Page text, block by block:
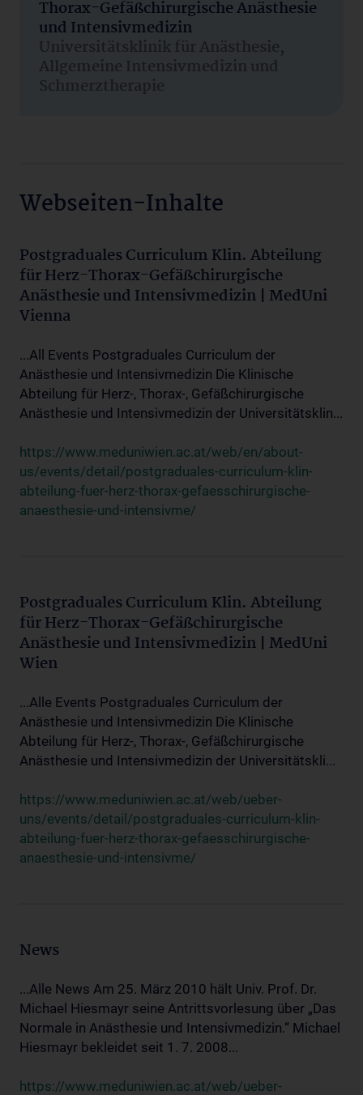
Thorax-Gefäßchirurgische Anästhesie
und Intensivmedizin
Universitätsklinik für Anästhesie,
Allgemeine Intensivmedizin und
Schmerztherapie
Webseiten-Inhalte
Postgraduales Curriculum Klin. Abteilung
für Herz-Thorax-Gefäßchirurgische
Anästhesie und Intensivmedizin | MedUni
Vienna
...All Events Postgraduales Curriculum der
Anästhesie und Intensivmedizin Die Klinische
Abteilung für Herz-, Thorax-, Gefäßchirurgische
Anästhesie und Intensivmedizin der Universitätsklin...
https://www.meduniwien.ac.at/web/en/about-
us/events/detail/postgraduales-curriculum-klin-
abteilung-fuer-herz-thorax-gefaesschirurgische-
anaesthesie-und-intensivme/
Postgraduales Curriculum Klin. Abteilung
für Herz-Thorax-Gefäßchirurgische
Anästhesie und Intensivmedizin | MedUni
Wien
...Alle Events Postgraduales Curriculum der
Anästhesie und Intensivmedizin Die Klinische
Abteilung für Herz-, Thorax-, Gefäßchirurgische
Anästhesie und Intensivmedizin der Universitätskli...
https://www.meduniwien.ac.at/web/ueber-
uns/events/detail/postgraduales-curriculum-klin-
abteilung-fuer-herz-thorax-gefaesschirurgische-
anaesthesie-und-intensivme/
News
...Alle News Am 25. März 2010 hält Univ. Prof. Dr.
Michael Hiesmayr seine Antrittsvorlesung über „Das
Normale in Anästhesie und Intensivmedizin.“ Michael
Hiesmayr bekleidet seit 1. 7. 2008...
https://www.meduniwien.ac.at/web/ueber-